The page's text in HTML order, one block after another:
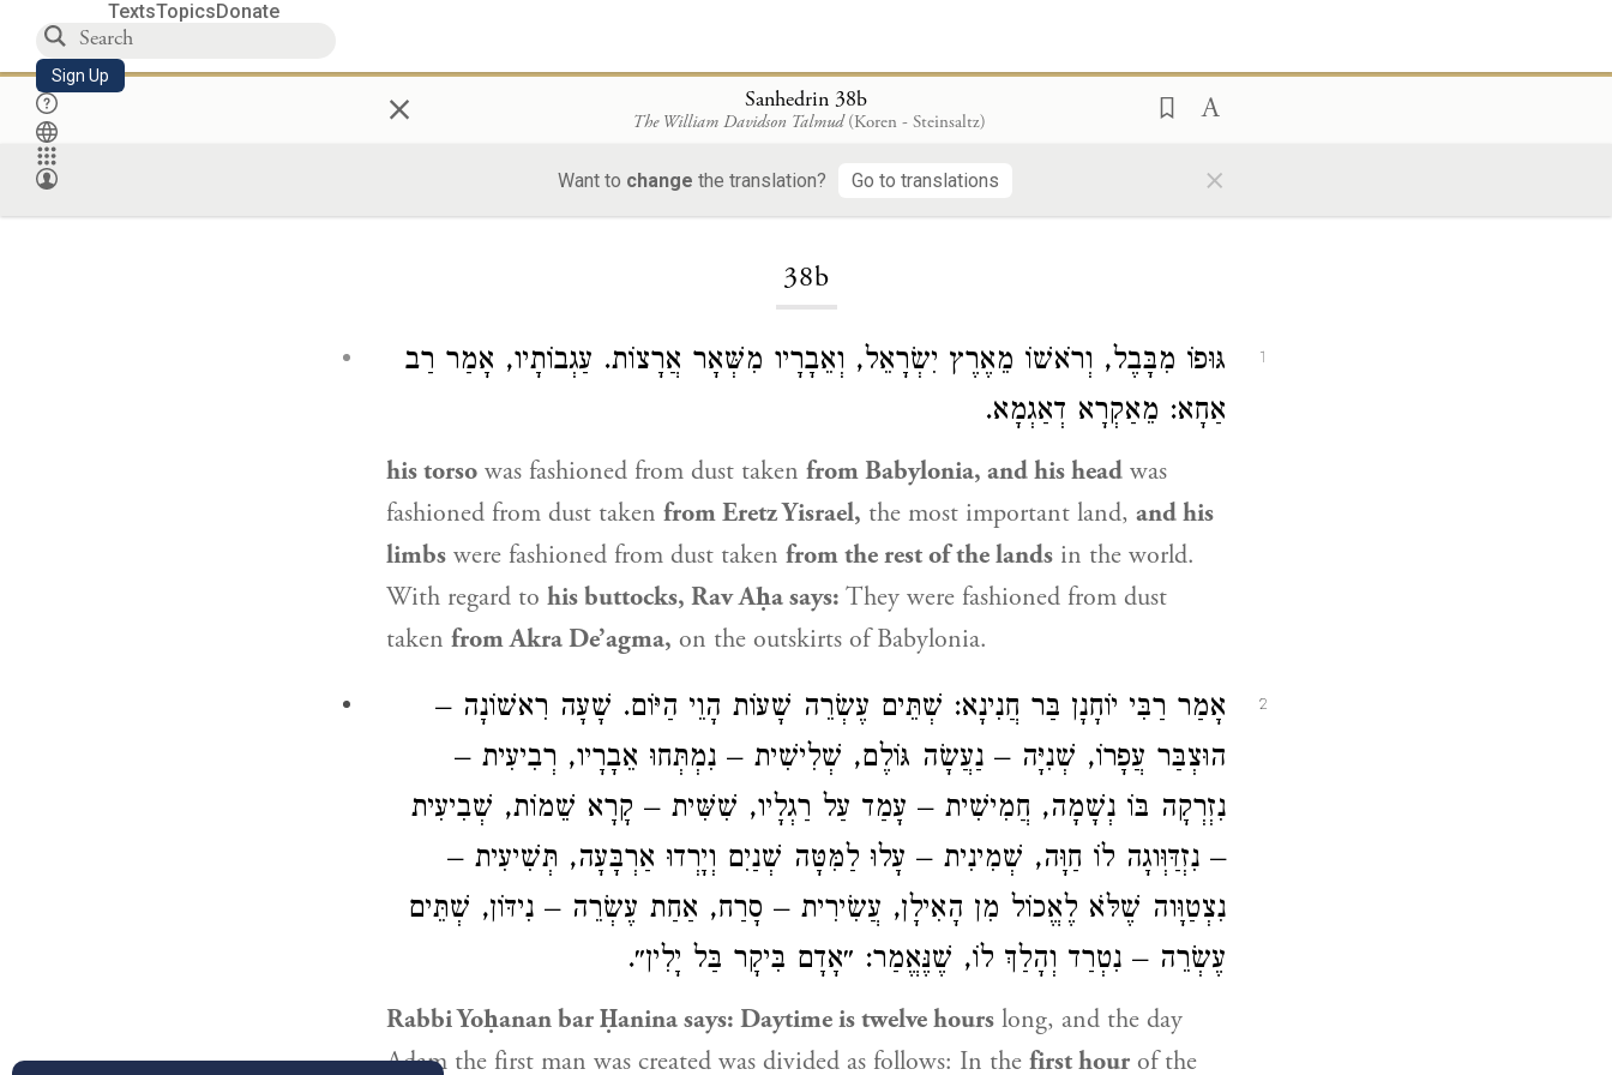
TextsTopicsDonate
Sign Up × Sanhedrin 38b
The William Davidson Talmud (Koren - Steinsaltz)
Want to change the translation? Go to translations ×
38b
1
גּוּפוֹ מִבָּבֶל, וְרֹאשׁוֹ מֵאֶרֶץ יִשְׂרָאֵל, וְאֵבָרָיו מִשְּׁאָר אֲרָצוֹת. עַגְבוֹתָיו, אָמַר רַב
אַחָא: מֵאַקְרָא דְאַגְמָא.
his torso was fashioned from dust taken from Babylonia, and his head was
fashioned from dust taken fromEretz Yisrael, the most important land, and his
limbs were fashioned from dust taken from the rest of the lands in the world.
With regard to his buttocks, Rav Aḥasays: They were fashioned from dust
taken from Akra De’agma, on the outskirts of Babylonia.
2
אָמַר רַבִּי יוֹחָנָן בַּר חֲנִינָא: שְׁתֵּים עֶשְׂרֵה שָׁעוֹת הָוֵי הַיּוֹם. שָׁעָה רִאשׁוֹנָה –
הוּצְבַּר עֲפָרוֹ, שְׁנִיָּה – נַעֲשָׂה גּוֹלֶם, שְׁלִישִׁית – נִמְתְּחוּ אֵבָרָיו, רְבִיעִית –
נִזְרְקָה בּוֹ נְשָׁמָה, חֲמִישִׁית – עָמַד עַל רַגְלָיו, שִׁשִּׁית – קָרָא שֵׁמוֹת, שְׁבִיעִית
– נִזְדַּוְּוגָה לוֹ חַוָּה, שְׁמִינִית – עָלוּ לַמִּטָּה שְׁנַיִם וְיָרְדוּ אַרְבָּעָה, תְּשִׁיעִית –
נִצְטַוָּוה שֶׁלֹּא לֶאֱכוֹל מִן הָאִילָן, עֲשִׂירִית – סָרַח, אַחַת עֶשְׂרֵה – נִידּוֹן, שְׁתֵּים
עֶשְׂרֵה – נִטְרַד וְהָלַךְ לוֹ, שֶׁנֶּאֱמַר: ״אָדָם בִּיקָר בַּל יָלִין״.
Rabbi Yoḥananbar Ḥanina says: Daytime is twelve hours long, and the day
Adam the first man was created was divided as follows: In the first hour of the